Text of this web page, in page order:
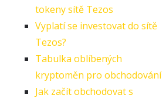
tokeny sítě Tezos
Vyplatí se investovat do sítě
Tezos?
Tabulka oblíbených
kryptoměn pro obchodování
Jak začít obchodovat s